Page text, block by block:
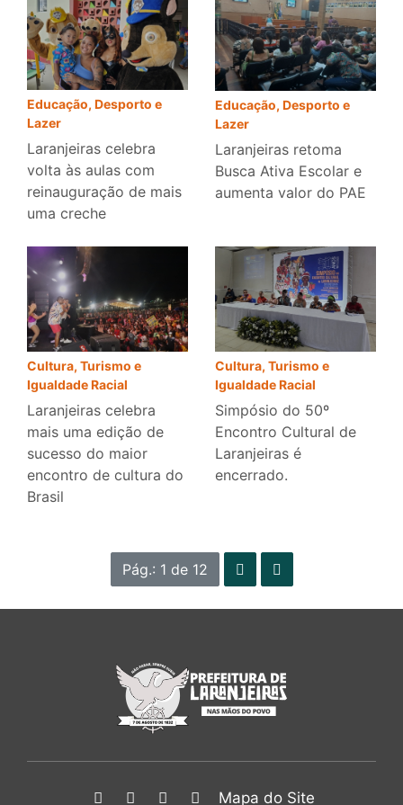
Educação, Desporto e
Lazer
Laranjeiras celebra
volta às aulas com
reinauguração de mais
uma creche
Educação, Desporto e
Lazer
Laranjeiras retoma
Busca Ativa Escolar e
aumenta valor do PAE
Cultura, Turismo e
Igualdade Racial
Laranjeiras celebra
mais uma edição de
sucesso do maior
encontro de cultura do
Brasil
Cultura, Turismo e
Igualdade Racial
Simpósio do 50º
Encontro Cultural de
Laranjeiras é
encerrado.
Pág.: 1 de 12
Mapa do Site